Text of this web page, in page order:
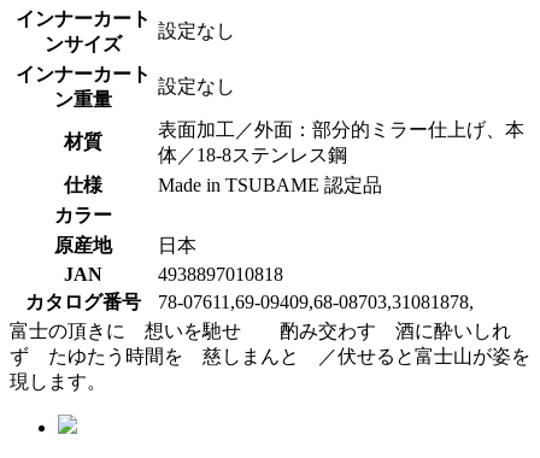
インナーカート
ンサイズ
設定なし
インナーカート
ン重量
設定なし
材質
表面加工／外面：部分的ミラー仕上げ、本
体／18-8ステンレス鋼
仕様
Made in TSUBAME 認定品
カラー
原産地
日本
JAN
4938897010818
カタログ番号
78-07611,69-09409,68-08703,31081878,
富士の頂きに 想いを馳せ 酌み交わす 酒に酔いしれ
ず たゆたう時間を 慈しまんと ／伏せると富士山が姿を
現します。